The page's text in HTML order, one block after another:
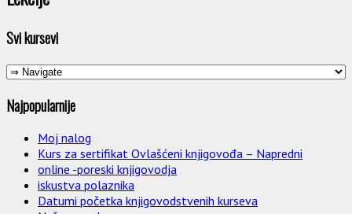
Svi kursevi
Najpopularnije
Moj nalog
Kurs za sertifikat Ovlašćeni knjigovođa – Napredni
online -poreski knjigovodja
iskustva polaznika
Datumi početka knjigovodstvenih kurseva